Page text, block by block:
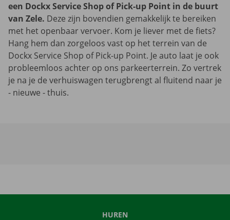
een Dockx Service Shop of Pick-up Point in de buurt
van Zele. Deze zijn bovendien gemakkelijk te bereiken
met het openbaar vervoer. Kom je liever met de fiets?
Hang hem dan zorgeloos vast op het terrein van de
Dockx Service Shop of Pick-up Point. Je auto laat je ook
probleemloos achter op ons parkeerterrein. Zo vertrek
je na je de verhuiswagen terugbrengt al fluitend naar je
- nieuwe - thuis.
HUREN